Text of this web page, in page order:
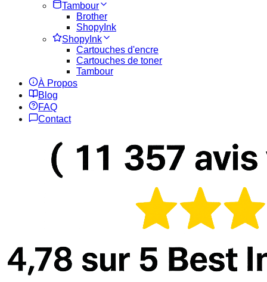
Tambour
Brother
ShopyInk
ShopyInk
Cartouches d'encre
Cartouches de toner
Tambour
À Propos
Blog
FAQ
Contact